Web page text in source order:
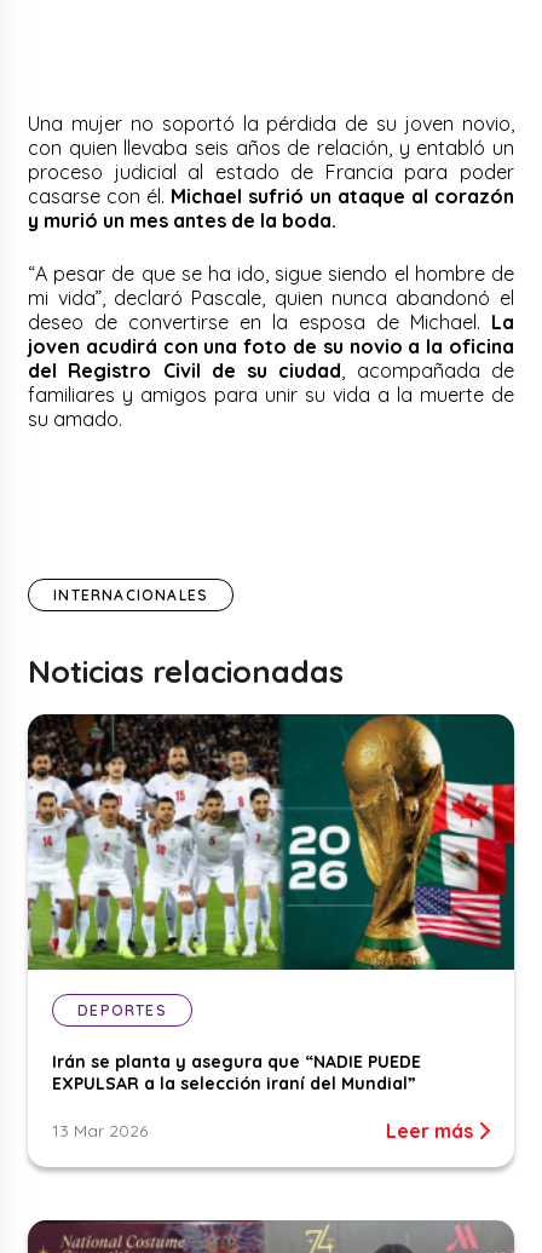
Una mujer no soportó la pérdida de su joven novio,
con quien llevaba seis años de relación, y entabló un
proceso judicial al estado de Francia para poder
casarse con él. Michael sufrió un ataque al corazón
y murió un mes antes de la boda.
“A pesar de que se ha ido, sigue siendo el hombre de
mi vida”, declaró Pascale, quien nunca abandonó el
deseo de convertirse en la esposa de Michael. La
joven acudirá con una foto de su novio a la oficina
del Registro Civil de su ciudad, acompañada de
familiares y amigos para unir su vida a la muerte de
su amado.
INTERNACIONALES
Noticias relacionadas
DEPORTES
Irán se planta y asegura que “NADIE PUEDE
EXPULSAR a la selección iraní del Mundial”
13 Mar 2026 Leer más